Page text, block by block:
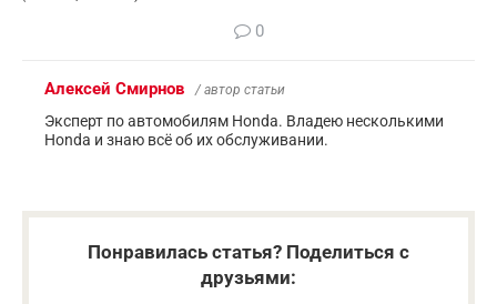
0
Алексей Смирнов / автор статьи
Эксперт по автомобилям Honda. Владею несколькими
Honda и знаю всё об их обслуживании.
Понравилась статья? Поделиться с
друзьями: